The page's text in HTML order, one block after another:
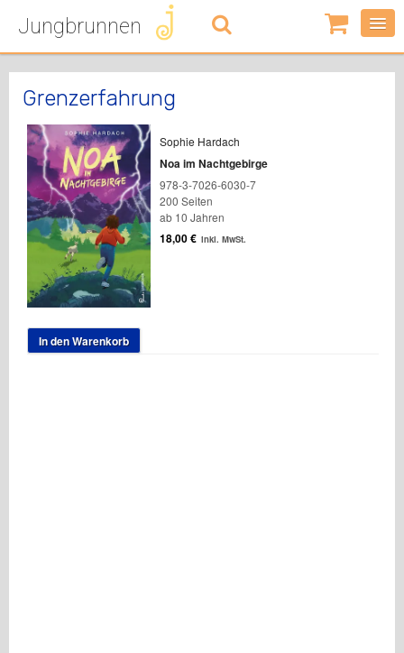
Jungbrunnen
0
Artikel
-
Grenzerfahrung
Sophie Hardach
Noa im Nachtgebirge
978-3-7026-6030-7
200 Seiten
ab 10 Jahren
18,00€ inkl. MwSt.
In den Warenkorb